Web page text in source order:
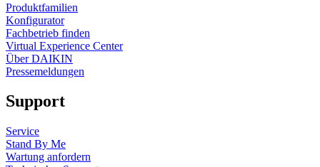
Produktfamilien
Konfigurator
Fachbetrieb finden
Virtual Experience Center
Über DAIKIN
Pressemeldungen
Support
Service
Stand By Me
Wartung anfordern